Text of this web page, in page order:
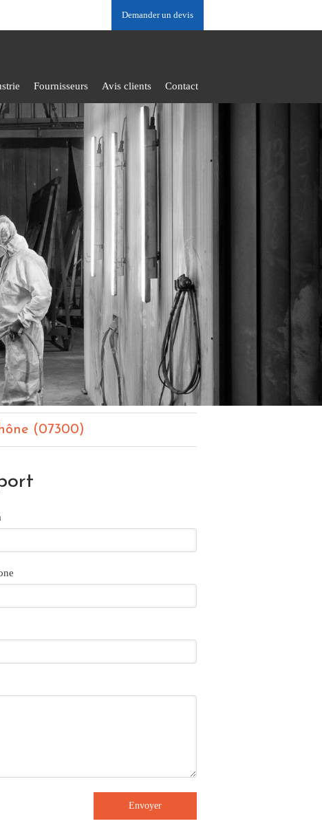
Demander un devis
Fournisseurs Avis clients Contact
(07300)
Envoyer